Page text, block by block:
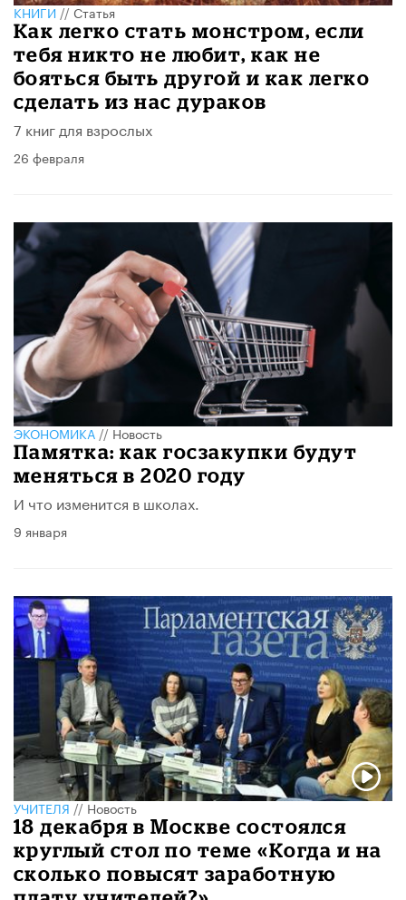
КНИГИ//Статья
Как легко стать монстром, если
тебя никто не любит, как не
бояться быть другой и как легко
сделать из нас дураков
7 книг для взрослых
26 февраля
ЭКОНОМИКА//Новость
Памятка: как госзакупки будут
меняться в 2020 году
И что изменится в школах.
9 января
УЧИТЕЛЯ//Новость
18 декабря в Москве состоялся
круглый стол по теме «Когда и на
сколько повысят заработную